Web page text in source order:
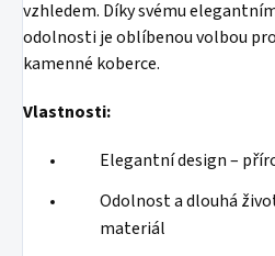
vzhledem. Díky svému
odolnosti je oblíbenou volbou
kamenné koberce.
Vlastnosti:
Elegantní design –
Odolnost a dlouhá
materiál